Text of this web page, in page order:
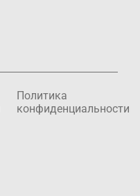
Политика
конфиденциальности